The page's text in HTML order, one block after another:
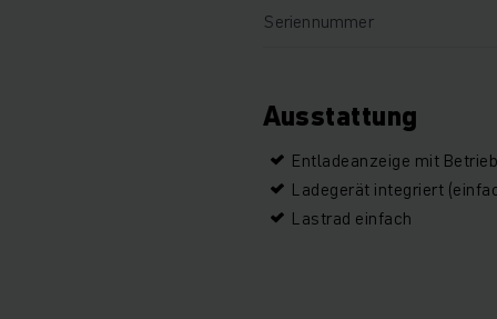
Seriennummer
Ausstattung
Entladeanzeige mit
Ladegerät integriert
Lastrad einfach